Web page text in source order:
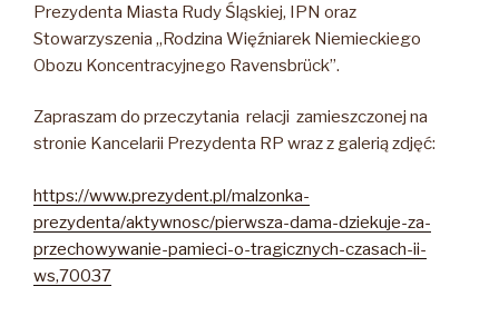
Prezydenta Miasta Rudy Śląskiej, IPN oraz
Stowarzyszenia „Rodzina Więźniarek Niemieckiego
Obozu Koncentracyjnego Ravensbrück”.
Zapraszam do przeczytania relacji zamieszczonej na
stronie Kancelarii Prezydenta RP wraz z galerią zdjęć:
https://www.prezydent.pl/malzonka-
prezydenta/aktywnosc/pierwsza-dama-dziekuje-za-
przechowywanie-pamieci-o-tragicznych-czasach-ii-
ws,70037